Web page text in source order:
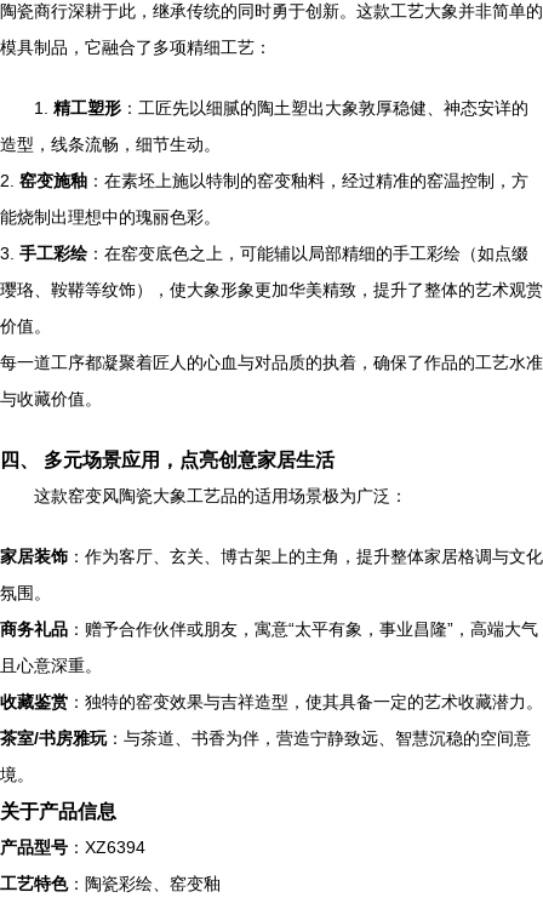
陶瓷商行深耕于此，继承传统的同时勇于创新。这款工艺大象并非简单的
模具制品，它融合了多项精细工艺：
1. 精工塑形 ：工匠先以细腻的陶土塑出大象敦厚稳健、神态安详的
造型，线条流畅，细节生动。
2. 窑变施釉 ：在素坯上施以特制的窑变釉料，经过精准的窑温控制，方
能烧制出理想中的瑰丽色彩。
3. 手工彩绘 ：在窑变底色之上，可能辅以局部精细的手工彩绘（如点缀
璎珞、鞍鞯等纹饰），使大象形象更加华美精致，提升了整体的艺术观赏
价值。
每一道工序都凝聚着匠人的心血与对品质的执着，确保了作品的工艺水准
与收藏价值。
四、 多元场景应用，点亮创意家居生活
这款窑变风陶瓷大象工艺品的适用场景极为广泛：
家居装饰 ：作为客厅、玄关、博古架上的主角，提升整体家居格调与文化
氛围。
商务礼品 ：赠予合作伙伴或朋友，寓意“太平有象，事业昌隆”，高端大气
且心意深重。
收藏鉴赏 ：独特的窑变效果与吉祥造型，使其具备一定的艺术收藏潜力。
茶室/书房雅玩：与茶道、书香为伴，营造宁静致远、智慧沉稳的空间意
境。
关于产品信息
产品型号 ：XZ6394
工艺特色：陶瓷彩绘、窑变釉